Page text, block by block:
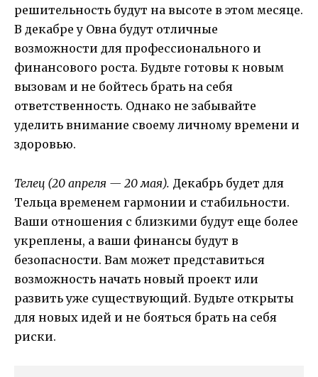
решительность будут на высоте в этом месяце.
В декабре у Овна будут отличные
возможности для профессионального и
финансового роста. Будьте готовы к новым
вызовам и не бойтесь брать на себя
ответственность. Однако не забывайте
уделить внимание своему личному времени и
здоровью.
Телец (20 апреля — 20 мая). Декабрь будет для
Тельца временем гармонии и стабильности.
Ваши отношения с близкими будут еще более
укреплены, а ваши финансы будут в
безопасности. Вам может представиться
возможность начать новый проект или
развить уже существующий. Будьте открыты
для новых идей и не бояться брать на себя
риски.